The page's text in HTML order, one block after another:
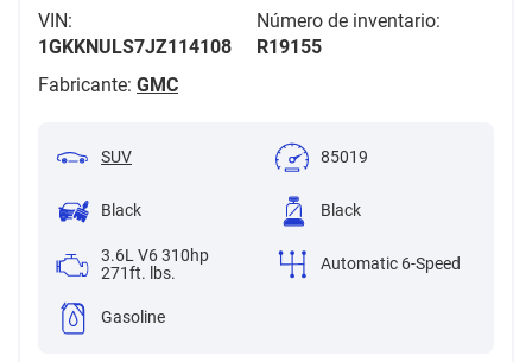
VIN:
1GKKNULS7JZ114108
Número de inventario:
R19155
Fabricante: GMC
SUV 85019
Black Black
3.6L V6 310hp
271ft. lbs.
Automatic 6-Speed
Gasoline